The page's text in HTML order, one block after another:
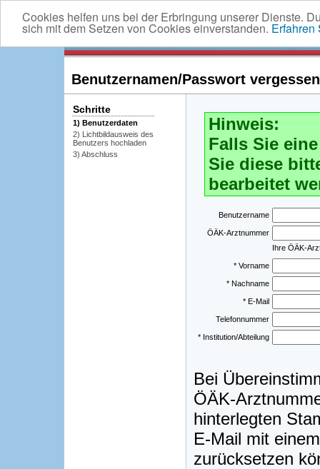
Cookies helfen uns bei der Erbringung unserer Dienste.
sich mit dem Setzen von Cookies einverstanden. Erfahren
Benutzernamen/Passwort
Schritte
1) Benutzerdaten
2) Lichtbildausweis des
Benutzers hochladen
3) Abschluss
Hinweis:
Falls Sie
Sie diese
bearbeitet
Benutzername
ÖÄK-Arztnummer
Ihre ÖÄK-
* Vorname
* Nachname
* E-Mail
Telefonnummer
* Institution/Abteilung
Bei
ÖÄK-
hinterlegten
E-Mail mit
zurücksetzen